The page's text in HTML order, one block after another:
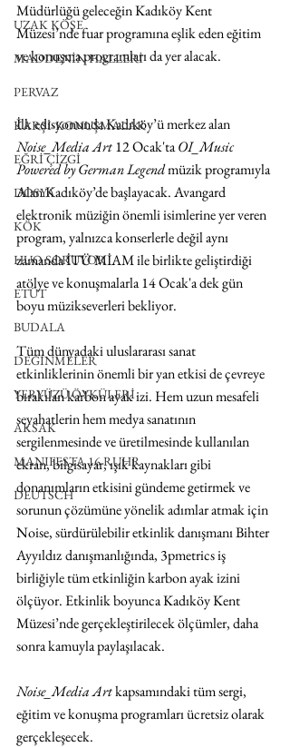
UZAK KÖŞE
MADDENİN HALLERİ
PERVAZ
KARŞI-KONUŞMALAR
EĞRİ ÇİZGİ
DOSYA
KÖK
HUO SORUYOR
ETÜT
BUDALA
DEĞİNMELER
YERYÜZÜ ÖYKÜLERİ
AKSAK
MANIFESTA 16 RUHR
DEUTSCH
Müdürlüğü geleceğin Kadıköy Kent
Müzesi’nde fuar programına eşlik eden eğitim
ve konuşma programları da yer alacak.
İlk edisyonunda Kadıköy’ü merkez alan
Noise_Media Art 12 Ocak'ta OI_Music
Powered by German Legend müzik programıyla
Alan Kadıköy’de başlayacak. Avangard
elektronik müziğin önemli isimlerine yer veren
program, yalnızca konserlerle değil aynı
zamanda İTÜ MİAM ile birlikte geliştirdiği
atölye ve konuşmalarla 14 Ocak'a dek gün
boyu müzikseverleri bekliyor.
Tüm dünyadaki uluslararası sanat
etkinliklerinin önemli bir yan etkisi de çevreye
bırakılan karbon ayak izi. Hem uzun mesafeli
seyahatlerin hem medya sanatının
sergilenmesinde ve üretilmesinde kullanılan
ekran, bilgisayar, ışık kaynakları gibi
donanımların etkisini gündeme getirmek ve
sorunun çözümüne yönelik adımlar atmak için
Noise, sürdürülebilir etkinlik danışmanı Bihter
Ayyıldızdanışmanlığında, 3pmetrics iş
birliğiyle tüm etkinliğin karbon ayak izini
ölçüyor. Etkinlik boyunca Kadıköy Kent
Müzesi’nde gerçekleştirilecek ölçümler, daha
sonra kamuyla paylaşılacak.
Noise_Media Art kapsamındaki tüm sergi,
eğitim ve konuşma programları ücretsiz olarak
gerçekleşecek.